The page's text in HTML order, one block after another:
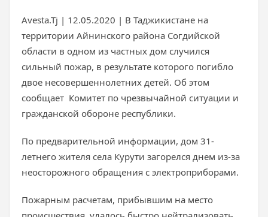
Avesta.Tj | 12.05.2020 | В Таджикистане на
территории Айнинского района Согдийской
области в одном из частных дом случился
сильный пожар, в результате которого погибло
двое несовершеннолетних детей. Об этом
сообщает Комитет по чрезвычайной ситуации и
гражданской обороне республики.
По предварительной информации, дом 31-
летнего жителя села Курути загорелся днем из-за
неосторожного обращения с электроприборами.
Пожарным расчетам, прибывшим на место